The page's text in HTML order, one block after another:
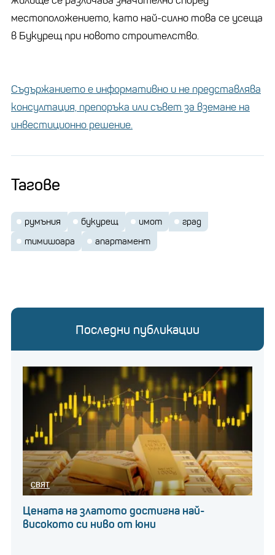
местоположението, като най-силно това се усеща
в Букурещ при новото строителство.
Съдържанието е информативно и не представлява
консултация, препоръка или съвет за вземане на
инвестиционно решение.
Тагове
румъния букурещ имот
град
тимишоара
апартамент
Последни публикации
СВЯТ
Цената на златото достигна най-
високото си ниво от юни